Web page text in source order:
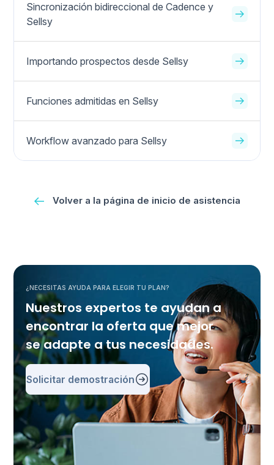
Sincronización bidireccional de Cadence y
Sellsy
Importando prospectos desde Sellsy
Funciones admitidas en Sellsy
Workflow avanzado para Sellsy
Volver a la página de inicio de asistencia
¿NECESITAS AYUDA PARA ELEGIR TU PLAN?
Nuestros expertos te ayudan a
encontrar la oferta que mejor
se adapte a tus necesidades.
Solicitar demostración